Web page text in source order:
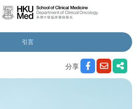
引言
分享